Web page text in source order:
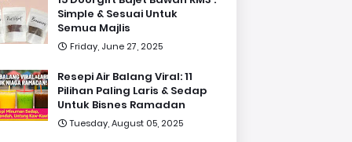
Simple & Sesuai Untuk
Semua Majlis
Friday, June 27, 2025
Resepi Air Balang Viral: 11
Pilihan Paling Laris & Sedap
Untuk Bisnes Ramadan
Tuesday, August 05, 2025